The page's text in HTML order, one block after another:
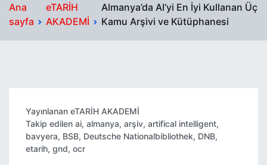
Ana
sayfa
eTARİH
AKADEMİ
Almanya’da AI’yi En İyi Kullanan Üç
Kamu Arşivi ve Kütüphanesi
Yayınlanan eTARİH AKADEMİ
Takip edilen ai, almanya, arşiv, artifical intelligent,
bavyera, BSB, Deutsche Nationalbibliothek, DNB,
etarih, gnd, ocr